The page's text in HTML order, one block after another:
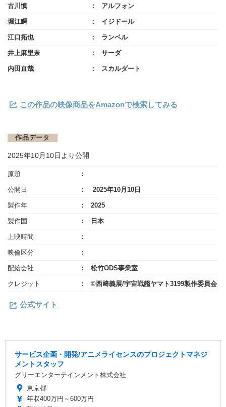
古川慎 アルフォン
堀江瞬 イジドール
江口拓也 ランベル
井上麻里奈 サーダ
内田直哉 スカルダート
この作品の映像商品をAmazonで検索してみる
作品データ
2025年10月10日より公開
原題
公開日 2025年10月10日
製作年 2025
製作国 日本
上映時間
映倫区分
配給会社 松竹ODS事業室
クレジット ©西﨑義展/宇宙戦艦ヤマト3199製作委員会
公式サイト
サービス企画・開発/アニメライセンスのプロジェクトマネジ
メントスタッフ
グリーエンターテインメント株式会社
東京都
年収400万円～600万円